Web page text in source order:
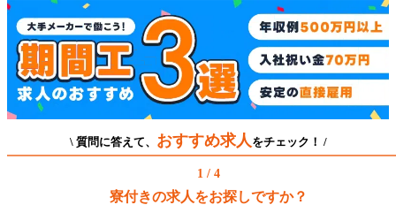
\ 質問に答えて、 おすすめ求人 をチェック！ /
1 / 4
寮付きの求人をお探しですか？